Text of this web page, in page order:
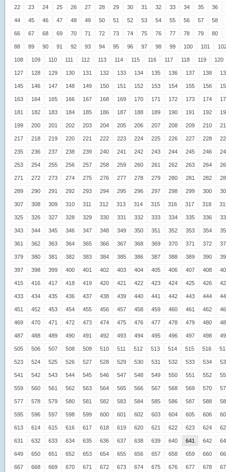
22 23 24 25 26 27 28 29 30 31 32 33 34 35 36
44 45 46 47 48 49 50 51 52 53 54 55 56 57 58
66 67 68 69 70 71 72 73 74 75 76 77 78 79 80
88 89 90 91 92 93 94 95 96 97 98 99 100 101
108 109 110 111 112 113 114 115 116 117 118 119 120
127 128 129 130 131 132 133 134 135 136 137 138
145 146 147 148 149 150 151 152 153 154 155 156
163 164 165 166 167 168 169 170 171 172 173 174
181 182 183 184 185 186 187 188 189 190 191 192
199 200 201 202 203 204 205 206 207 208 209 210
217 218 219 220 221 222 223 224 225 226 227 228
235 236 237 238 239 240 241 242 243 244 245 246
253 254 255 256 257 258 259 260 261 262 263 264
271 272 273 274 275 276 277 278 279 280 281 282
289 290 291 292 293 294 295 296 297 298 299 300
307 308 309 310 311 312 313 314 315 316 317 318
325 326 327 328 329 330 331 332 333 334 335 336
343 344 345 346 347 348 349 350 351 352 353 354
361 362 363 364 365 366 367 368 369 370 371 372
379 380 381 382 383 384 385 386 387 388 389 390
397 398 399 400 401 402 403 404 405 406 407 408
415 416 417 418 419 420 421 422 423 424 425 426
433 434 435 436 437 438 439 440 441 442 443 444
451 452 453 454 455 456 457 458 459 460 461 462
469 470 471 472 473 474 475 476 477 478 479 480
487 488 489 490 491 492 493 494 495 496 497 498
505 506 507 508 509 510 511 512 513 514 515 516
523 524 525 526 527 528 529 530 531 532 533 534
541 542 543 544 545 546 547 548 549 550 551 552
559 560 561 562 563 564 565 566 567 568 569 570
577 578 579 580 581 582 583 584 585 586 587 588
595 596 597 598 599 600 601 602 603 604 605 606
613 614 615 616 617 618 619 620 621 622 623 624
631 632 633 634 635 636 637 638 639 640 641 642
649 650 651 652 653 654 655 656 657 658 659 660
667 668 669 670 671 672 673 674 675 676 677 678